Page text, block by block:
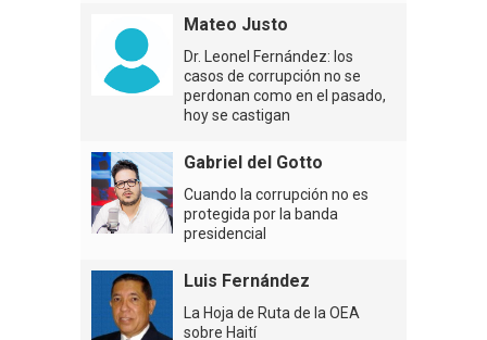
Mateo Justo
Dr. Leonel Fernández: los
casos de corrupción no se
perdonan como en el pasado,
hoy se castigan
Gabriel del Gotto
Cuando la corrupción no es
protegida por la banda
presidencial
Luis Fernández
La Hoja de Ruta de la OEA
sobre Haití